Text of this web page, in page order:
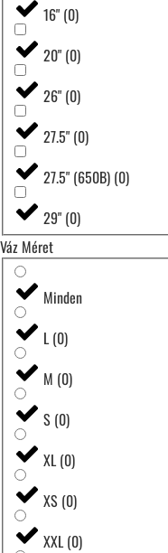
16" (0)
20" (0)
26" (0)
27.5" (0)
27.5" (650B) (0)
29" (0)
Váz Méret
Minden
L (0)
M (0)
S (0)
XL (0)
XS (0)
XXL (0)